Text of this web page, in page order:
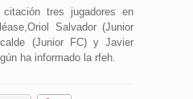
tres jugadores en
Salvador (Junior
(Junior FC) y Javier
ha informado la rfeh.